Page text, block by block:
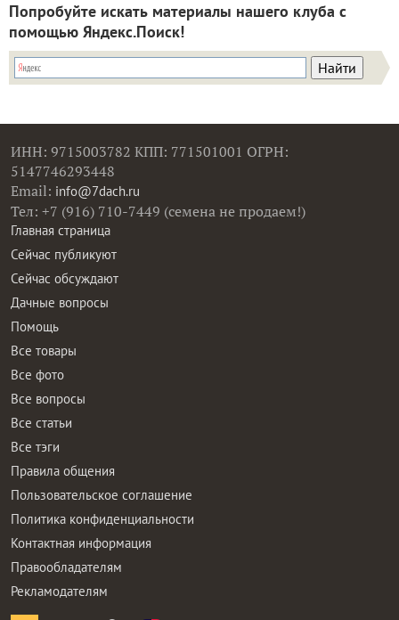
Попробуйте искать материалы нашего клуба с
помощью Яндекс.Поиск!
ИНН: 9715003782 КПП: 771501001 ОГРН:
5147746293448
Email: info@7dach.ru
Тел: +7 (916) 710-7449 (семена не продаем!)
Главная страница
Сейчас публикуют
Сейчас обсуждают
Дачные вопросы
Помощь
Все товары
Все фото
Все вопросы
Все статьи
Все тэги
Правила общения
Пользовательское соглашение
Политика конфиденциальности
Контактная информация
Правообладателям
Рекламодателям